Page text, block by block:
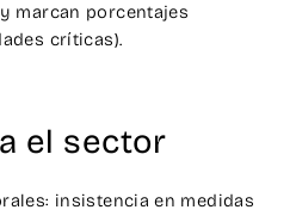
marcan porcentajes
críticas).
el sector
insistencia en medidas